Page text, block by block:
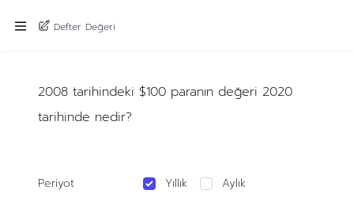
Defter Değeri
2008 tarihindeki $100 paranın değeri 2020
tarihinde nedir?
Periyot Yıllık Aylık